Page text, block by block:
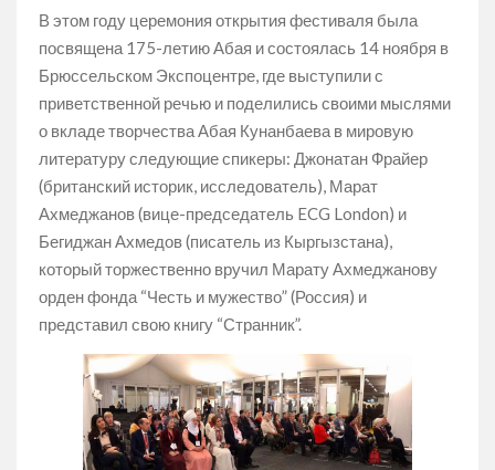
В этом году церемония открытия фестиваля была
посвящена 175-летию Абая и состоялась 14 ноября в
Брюссельском Экспоцентре, где выступили с
приветственной речью и поделились своими мыслями
о вкладе творчества Абая Кунанбаева в мировую
литературу следующие спикеры: Джонатан Фрайер
(британский историк, исследователь), Марат
Ахмеджанов (вице-председатель ECG London) и
Бегиджан Ахмедов (писатель из Кыргызстана),
который торжественно вручил Марату Ахмеджанову
орден фонда “Честь и мужество” (Россия) и
представил свою книгу “Странник”.